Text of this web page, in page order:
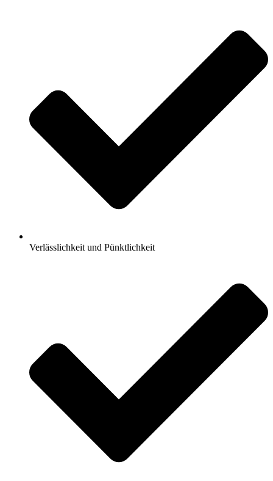
Verlässlichkeit und Pünktlichkeit